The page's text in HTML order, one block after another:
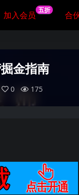
加入会员 五折 合
金指南
0 175